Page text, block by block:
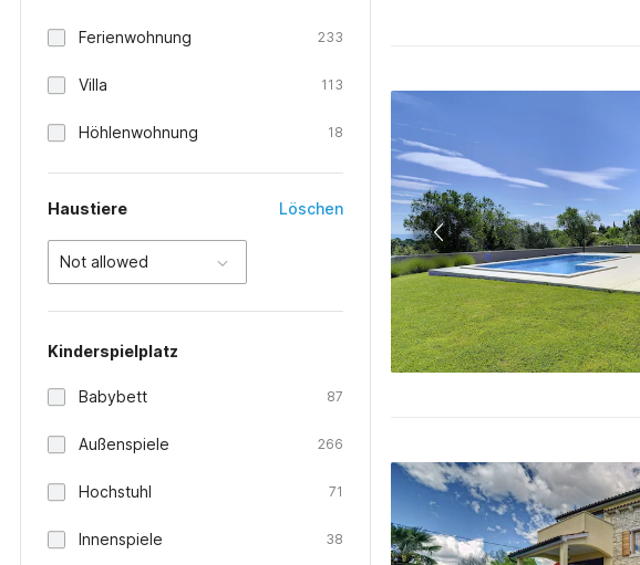
Ferienwohnung 233
Villa 113
Höhlenwohnung 18
Haustiere Löschen
Not allowed
Kinderspielplatz
Babybett 87
Außenspiele 266
Hochstuhl 71
Innenspiele 38